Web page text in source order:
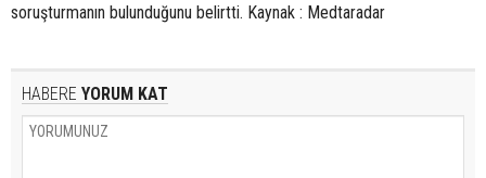
soruşturmanın bulunduğunu belirtti. Kaynak : Medtaradar
HABERE YORUM KAT